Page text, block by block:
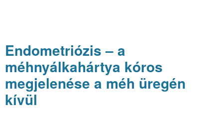
Endometriózis – a
méhnyálkahártya kóros
megjelenése a méh üregén
kívül